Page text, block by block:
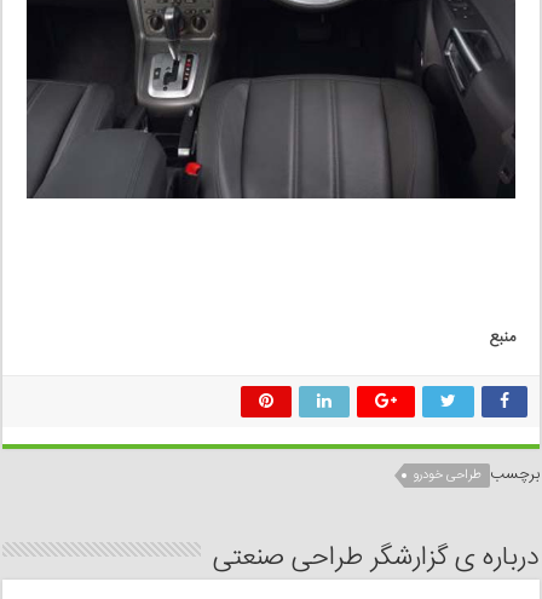
منبع
برچسب طراحی خودرو
درباره ی گزارشگر طراحی صنعتی